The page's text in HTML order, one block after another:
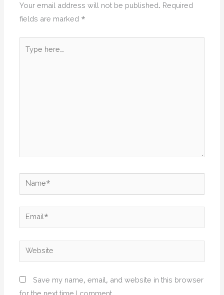
Your email address will not be published. Required
fields are marked *
Name*
Email*
Website
Save my name, email, and website in this browser